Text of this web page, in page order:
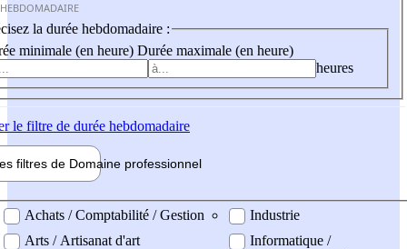
la durée hebdomadaire :
minimale (en heure) Durée maximale (en heure)
heures
le filtre de durée hebdomadaire
filtres de Domaine professionnel
professionel
Achats / Comptabilité / Gestion
Arts / Artisanat d'art
Industrie
Informatique /